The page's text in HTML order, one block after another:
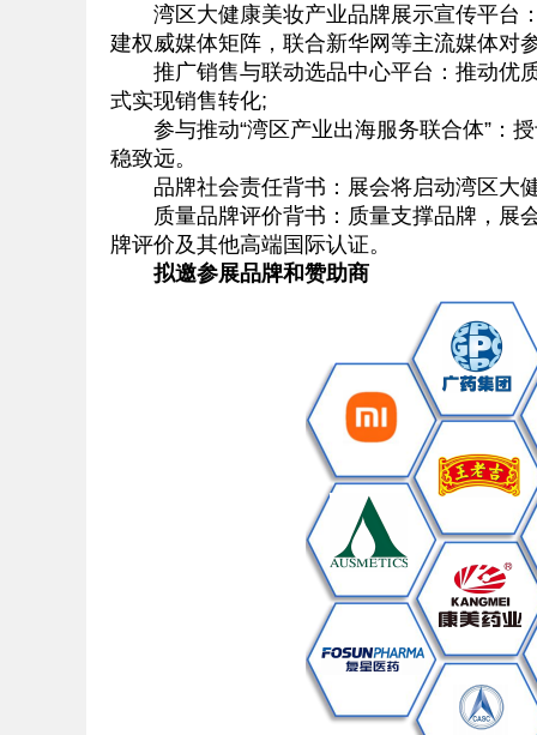
湾区大健康美妆产业品牌展示宣传平台：
建权威媒体矩阵，联合新华网等主流媒体对
推广销售与联动选品中心平台：推动优质
式实现销售转化;
参与推动“湾区产业出海服务联合体”：授
稳致远。
品牌社会责任背书：展会将启动湾区大健
质量品牌评价背书：质量支撑品牌，展会
牌评价及其他高端国际认证。
拟邀参展品牌和赞助商